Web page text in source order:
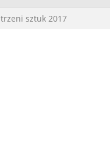
sztuk 2017